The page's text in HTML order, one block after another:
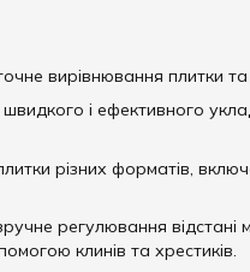
вирівнювання плитки та
і ефективного
різних форматів,
регулювання відстані
клинів та хрестиків.